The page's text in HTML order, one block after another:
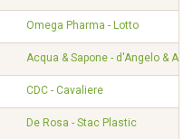
Omega Pharma - Lotto
Acqua & Sapone - d'Angelo &
CDC - Cavaliere
De Rosa - Stac Plastic